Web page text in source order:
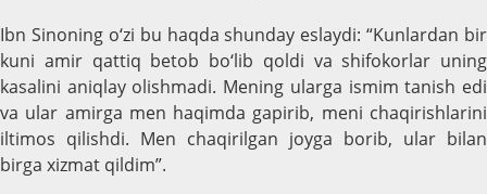
Ibn Sinoning o‘zi bu haqda shunday eslaydi: “Kunlardan bir
kuni amir qattiq betob bo‘lib qoldi va shifokorlar uning
kasalini aniqlay olishmadi. Mening ularga ismim tanish edi
va ular amirga men haqimda gapirib, meni chaqirishlarini
iltimos qilishdi. Men chaqirilgan joyga borib, ular bilan
birga xizmat qildim”.